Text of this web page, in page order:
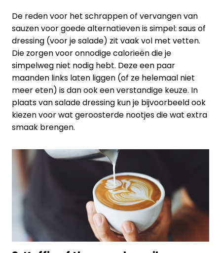
De reden voor het schrappen of vervangen van
sauzen voor goede alternatieven is simpel: saus of
dressing (voor je salade) zit vaak vol met vetten.
Die zorgen voor onnodige calorieën die je
simpelweg niet nodig hebt. Deze een paar
maanden links laten liggen (of ze helemaal niet
meer eten) is dan ook een verstandige keuze. In
plaats van salade dressing kun je bijvoorbeeld ook
kiezen voor wat geroosterde nootjes die wat extra
smaak brengen.